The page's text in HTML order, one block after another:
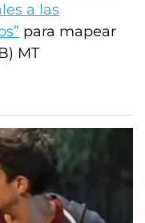
a las
para mapear
MT